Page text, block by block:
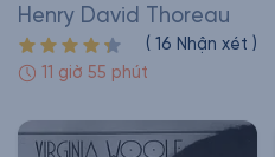
Henry David Thoreau
( 16 Nhận xét )
11 giờ 55 phút